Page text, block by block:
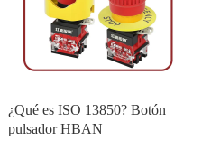
¿Qué es ISO 13850? Botón
pulsador HBAN